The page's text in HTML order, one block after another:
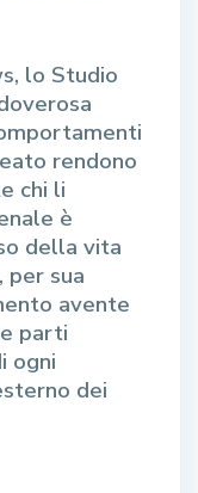
lo Studio
rendono
chi li
è
della vita
per sua
avente
parti
ogni
dei